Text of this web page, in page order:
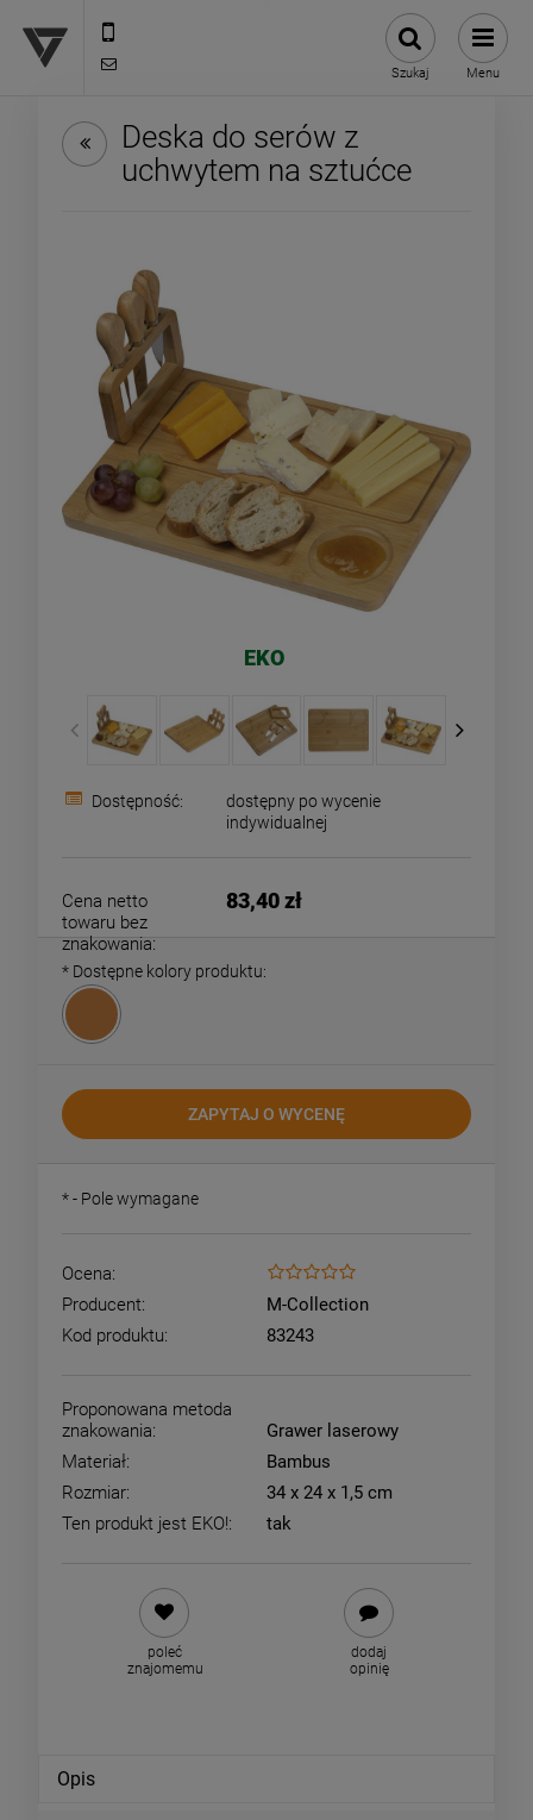
Szukaj Menu
Deska do serów z
uchwytem na sztućce
EKO
Dostępność:
dostępny po wycenie
indywidualnej
Cena netto
towaru bez
znakowania:
83,40 zł
* Dostępne kolory produktu:
ZAPYTAJ O WYCENĘ
*- Pole wymagane
Ocena:
Producent:
M-Collection
Kod produktu:
83243
Proponowana metoda
znakowania:
Grawer laserowy
Materiał:
Bambus
Rozmiar:
34 x 24 x 1,5 cm
Ten produkt jest EKO!:
tak
poleć
znajomemu
dodaj
opinię
Opis